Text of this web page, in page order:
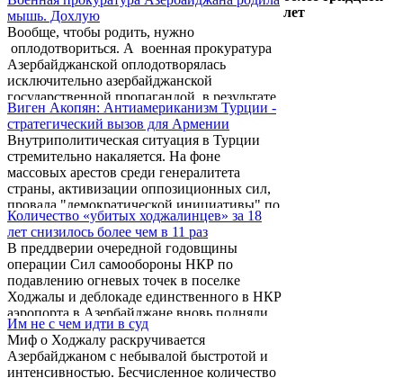
мышь. Дохлую
Вообще, чтобы родить, нужно
оплодотвориться. А военная прокуратура
Азербайджанской оплодотворялась
исключительно азербайджанской
государственной пропагандой, в результате
чего, после многолетней беременности,
разродилась дохлым и уже разложившимся
мышонком.
Виген Акопян: Антиамериканизм Турции -
стратегический вызов для Армении
Внутриполитическая ситуация в Турции
стремительно накаляется. На фоне
массовых арестов среди генералитета
страны, активизации оппозиционных сил,
провала "демократической инициативы" по
урегулированию курдской проблемы,
шансы на то, что турецкий парламент
ратифицирует армяно-турецкие протоколы,
сводятся к нулю.
Количество «убитых ходжалинцев» за 18
лет снизилось более чем в 11 раз
В преддверии очередной годовщины
операции Сил самообороны НКР по
подавлению огневых точек в поселке
Ходжалы и деблокаде единственного в НКР
аэропорта в Азербайджане вновь подняли
пропагандистскую волну, направленную на
раскручивание «ходжалинского геноцида».
Им не с чем идти в суд
Миф о Ходжалу раскручивается
Азербайджаном с небывалой быстротой и
интенсивностью. Бесчисленное количество
лет